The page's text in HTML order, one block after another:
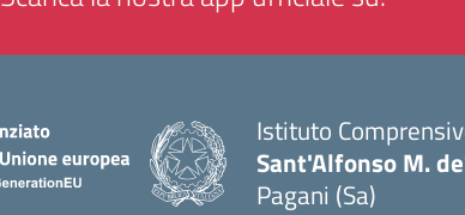
Istituto
Sant'Alfonso M.
Pagani (Sa)